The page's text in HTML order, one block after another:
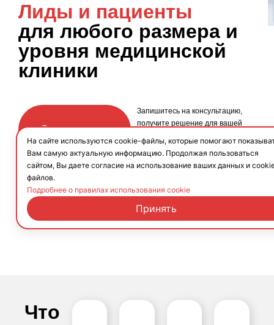
Лиды и пациенты
для любого размера и
уровня медицинской
клиники
Записаться на
встречу
Запишитесь на консультацию,
получите решение для вашей
Что
На сайте используются cookie-файлы, которые помогают
Вам самую актуальную информацию. Продолжая пользоваться
сайтом, Вы даете согласие на использование ваших данных и
файлов.
Подробнее о правилах использования cookie
Принять